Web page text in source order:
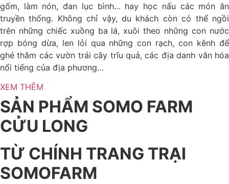
gốm, làm nón, đan lục bình… hay học nấu các món ăn
truyền thống. Không chỉ vậy, du khách còn có thể ngồi
trên những chiếc xuồng ba lá, xuôi theo những con nước
rợp bóng dừa, len lỏi qua những con rạch, con kênh để
ghé thăm các vườn trái cây trĩu quả, các địa danh văn hóa
nổi tiếng của địa phương…
XEM THÊM
SẢN PHẨM SOMO FARM
CỬU LONG
TỪ CHÍNH TRANG TRẠI
SOMOFARM